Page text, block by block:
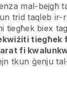
mal-bejgħ
trid taqleb ir-
tiegħek biex
tiegħek
fi
tkun ġenju